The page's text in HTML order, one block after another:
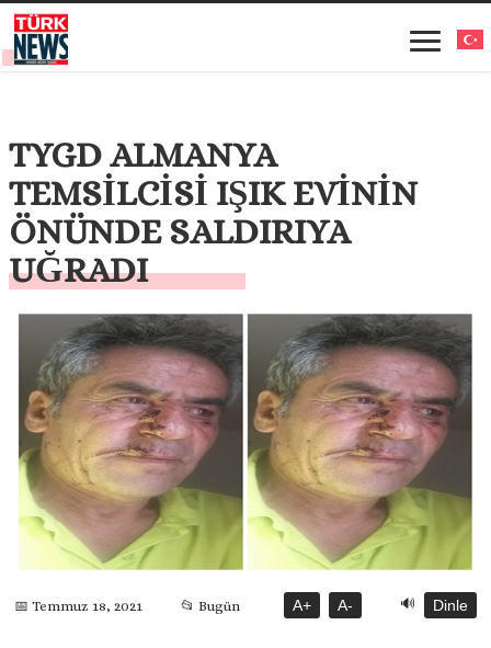
TYGD ALMANYA
TEMSİLCİSİ IŞIK EVİNİN
ÖNÜNDE SALDIRIYA
UĞRADI
📅 Temmuz 18, 2021 📂 Bugün A+ A- 🔊 Dinle